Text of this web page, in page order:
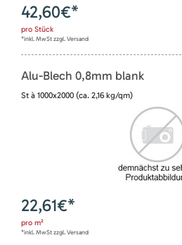
42,60€*
pro Stück
*inkl. MwSt zzgl. Versand
Alu-Blech 0,8mm blank
St à 1000x2000 (ca. 2,16 kg/qm)
22,61€*
pro m²
*inkl. MwSt zzgl. Versand